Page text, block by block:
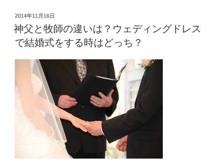
シ
ピ
｜
豚
肉
め
て
c
e
b
o
o
k
tt
er
投
稿
日:
2014年11月16日
神父と牧師の違いは？ウェディングドレス
で結婚式をする時はどっち？